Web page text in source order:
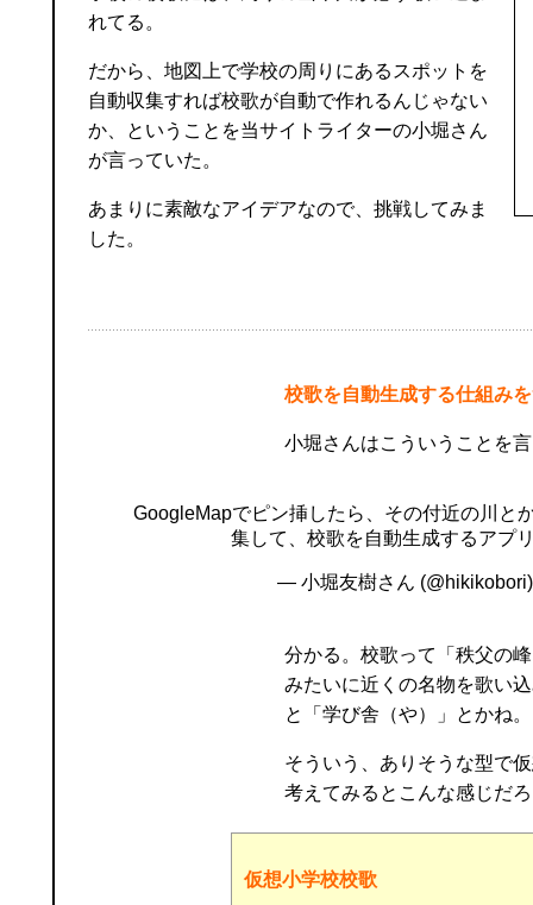
れてる。
だから、地図上で学校の周りにあるスポットを
自動収集すれば校歌が自動で作れるんじゃない
か、ということを当サイトライターの小堀さん
が言っていた。
あまりに素敵なアイデアなので、挑戦してみま
した。
校歌を自動生成する仕組み
小堀さんはこういうことを
GoogleMapでピン挿したら、その付近の川と
集して、校歌を自動生成するアプ
— 小堀友樹さん
分かる。校歌って「秩父の
みたいに近くの名物を歌い
と「学び舎（や）」とかね。
そういう、ありそうな型で
考えてみるとこんな感じだ
仮想小学校校歌